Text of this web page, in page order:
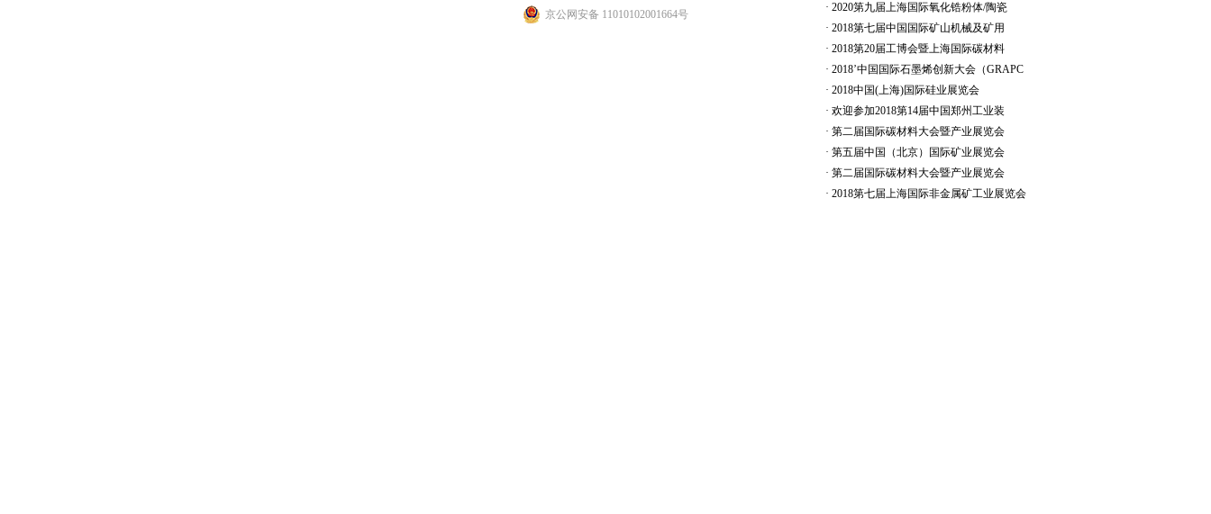
· 2020第九届上海国际氧化锆粉体/陶瓷
· 2018第七届中国国际矿山机械及矿用
· 2018第20届工博会暨上海国际碳材料
· 2018’中国国际石墨烯创新大会（GRAPC
· 2018中国(上海)国际硅业展览会
· 欢迎参加2018第14届中国郑州工业装
· 第二届国际碳材料大会暨产业展览会
· 第五届中国（北京）国际矿业展览会
· 第二届国际碳材料大会暨产业展览会
· 2018第七届上海国际非金属矿工业展览会
京公网安备 11010102001664号